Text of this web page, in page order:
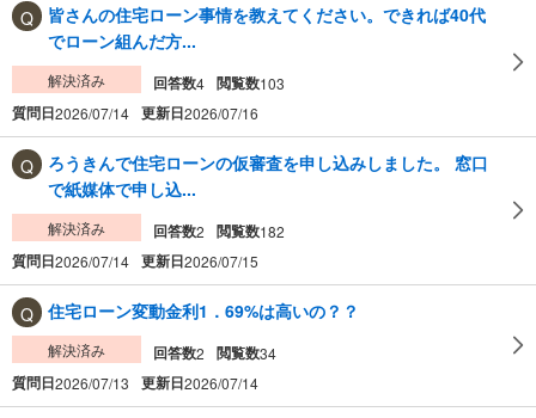
皆さんの住宅ローン事情を教えてください。できれば40代
でローン組んだ方...
解決済み 回答数4 閲覧数103
質問日2026/07/14 更新日2026/07/16
ろうきんで住宅ローンの仮審査を申し込みしました。 窓口
で紙媒体で申し込...
解決済み 回答数2 閲覧数182
質問日2026/07/14 更新日2026/07/15
住宅ローン変動金利1．69%は高いの？？
解決済み 回答数2 閲覧数34
質問日2026/07/13 更新日2026/07/14